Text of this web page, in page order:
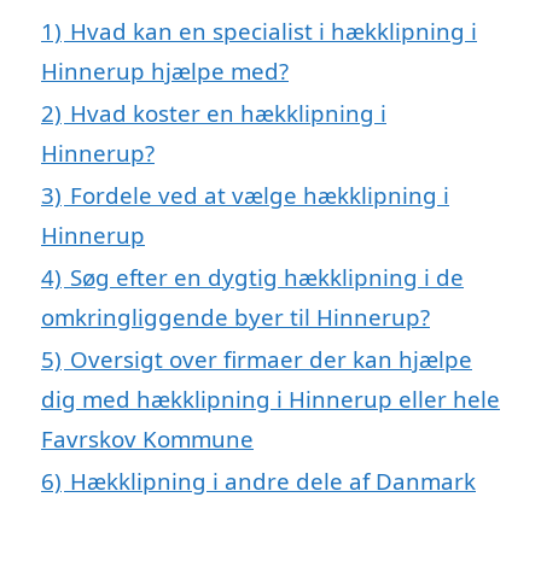
1) Hvad kan en specialist i hækklipning i
Hinnerup hjælpe med?
2) Hvad koster en hækklipning i
Hinnerup?
3) Fordele ved at vælge hækklipning i
Hinnerup
4) Søg efter en dygtig hækklipning i de
omkringliggende byer til Hinnerup?
5) Oversigt over firmaer der kan hjælpe
dig med hækklipning i Hinnerup eller hele
Favrskov Kommune
6) Hækklipning i andre dele af Danmark